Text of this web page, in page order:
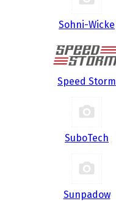
Sohni-Wicke
Speed Storm
SuboTech
Sunpadow